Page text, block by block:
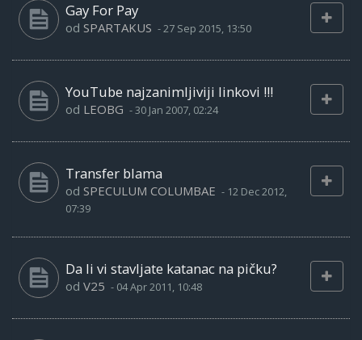
Gay For Pay
od SPARTAKUS -27 Sep 2015, 13:50
YouTube najzanimljiviji linkovi !!!
od LEOBG -30 Jan 2007, 02:24
Transfer blama
od SPECULUM COLUMBAE - 12 Dec 2012,
07:39
Da li vi stavljate katanac na pičku?
od V25 - 04 Apr 2011, 10:48